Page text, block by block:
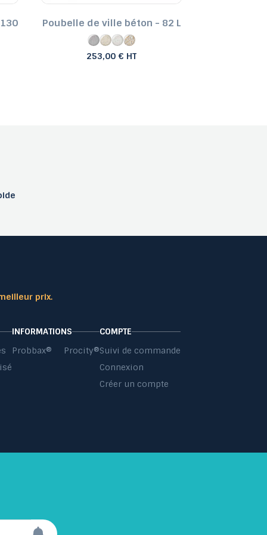
Poubelle de ville béton - 82 L
253,00 € HT
prix.
INFORMATIONS
Probbax®
Procity®
COMPTE
Suivi de commande
Connexion
Créer un compte